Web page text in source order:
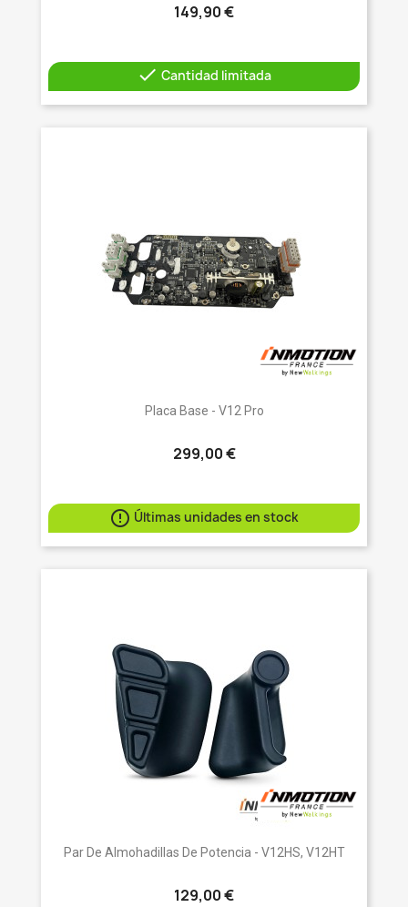
149,90 €
 Cantidad limitada
Placa Base - V12 Pro
299,00 €
 Últimas unidades en stock
Par De Almohadillas De Potencia - V12HS, V12HT
129,00 €